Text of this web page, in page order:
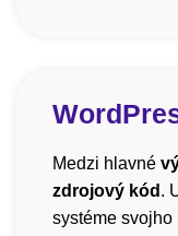
Medzi hlavné
zdrojový kód .
systéme svojho